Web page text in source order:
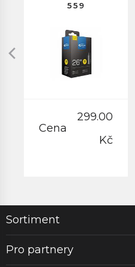
559
VENTILEK
60MM
Cena
299.00
Kč
Sortiment
Pro partnery